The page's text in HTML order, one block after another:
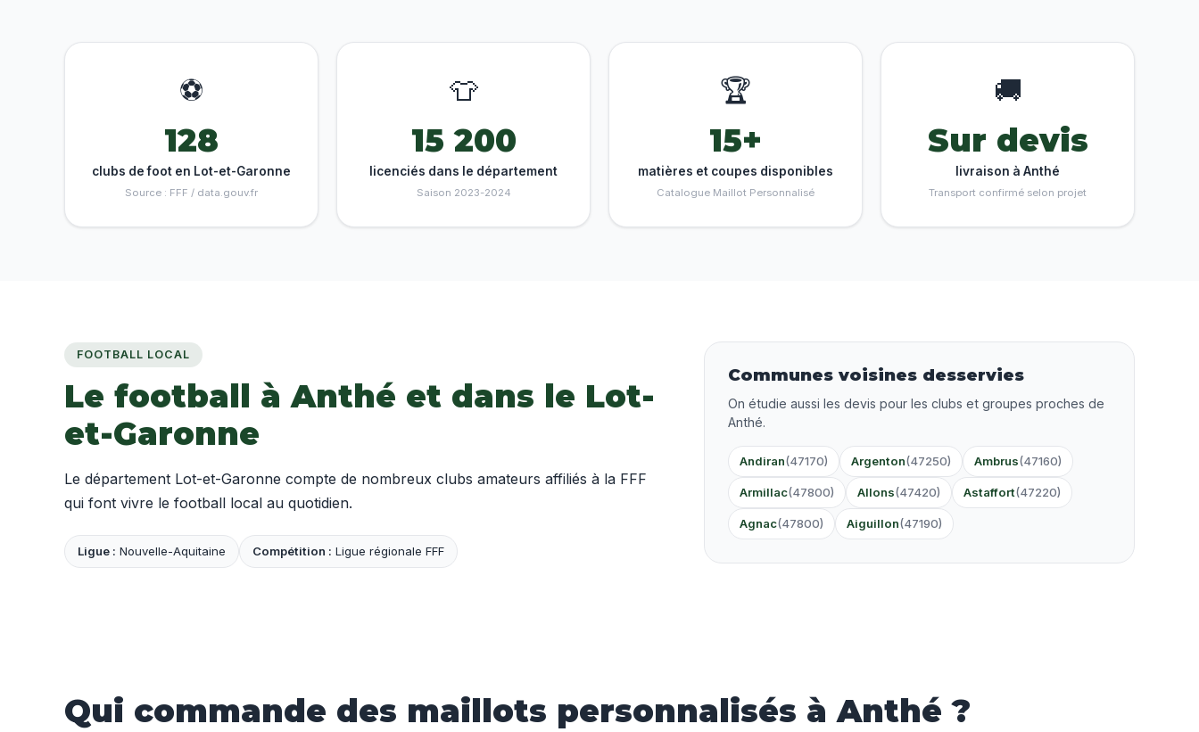
⚽
128
clubs de foot en Lot-et-Garonne
Source : FFF / data.gouv.fr
👕
15 200
licenciés dans le département
Saison 2023-2024
🏆
15+
matières et coupes disponibles
Catalogue Maillot Personnalisé
🚚
Sur devis
livraison à Anthé
Transport confirmé selon projet
FOOTBALL LOCAL
Le football à Anthé et dans le Lot-
et-Garonne
Le département Lot-et-Garonne compte de nombreux clubs amateurs affiliés à la FFF
qui font vivre le football local au quotidien.
Ligue : Nouvelle-Aquitaine Compétition : Ligue régionale FFF
Communes voisines desservies
On étudie aussi les devis pour les clubs et groupes proches de
Anthé.
Andiran(47170) Argenton(47250) Ambrus(47160)
Armillac(47800) Allons(47420) Astaffort(47220)
Agnac(47800) Aiguillon(47190)
Qui commande des maillots personnalisés à Anthé ?